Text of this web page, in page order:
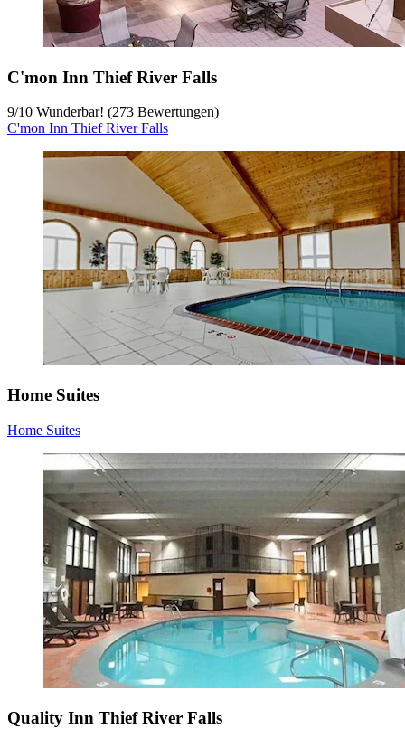
C'mon Inn Thief River Falls
9/10 Wunderbar! (273 Bewertungen)
C'mon Inn Thief River Falls
Home Suites
Home Suites
Quality Inn Thief River Falls